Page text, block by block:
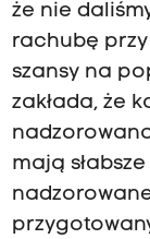
że nie
rachubę
szansy na
zakłada, że
mają